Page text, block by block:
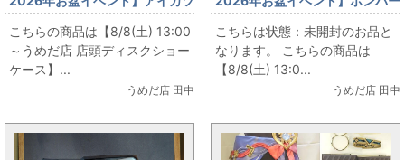
シリーズ Blu-ray各種まとめて
お出しします!
こちらの商品は【8/8(土) 13:00
～うめだ店 店頭ディスクショー
ケース】...
うめだ店 田中
マンジェッターズ 宇宙にひとつ
しかないBlu-ray BOX 初回版
こちらは状態：未開封のお品と
なります。 こちらの商品は
【8/8(土) 13:0...
うめだ店 田中